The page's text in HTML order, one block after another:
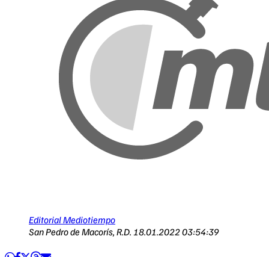
Editorial Mediotiempo
San Pedro de Macorís, R.D. 18.01.2022 03:54:39